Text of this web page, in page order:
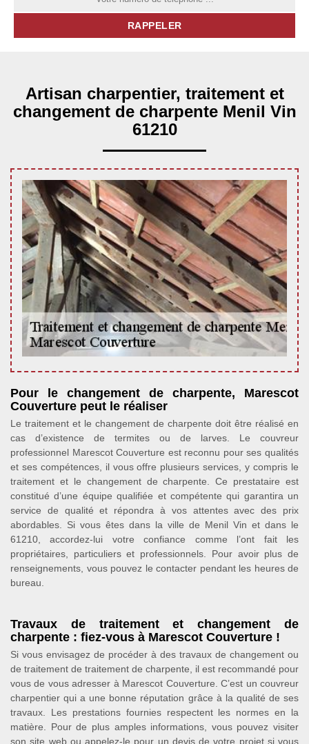
Artisan charpentier, traitement et
changement de charpente Menil Vin
61210
Pour le changement de charpente, Marescot
Couverture peut le réaliser
Le traitement et le changement de charpente doit être réalisé en
cas d’existence de termites ou de larves. Le couvreur
professionnel Marescot Couverture est reconnu pour ses qualités
et ses compétences, il vous offre plusieurs services, y compris le
traitement et le changement de charpente. Ce prestataire est
constitué d’une équipe qualifiée et compétente qui garantira un
service de qualité et répondra à vos attentes avec des prix
abordables. Si vous êtes dans la ville de Menil Vin et dans le
61210, accordez-lui votre confiance comme l’ont fait les
propriétaires, particuliers et professionnels. Pour avoir plus de
renseignements, vous pouvez le contacter pendant les heures de
bureau.
Travaux de traitement et changement de
charpente : fiez-vous à Marescot Couverture !
Si vous envisagez de procéder à des travaux de changement ou
de traitement de traitement de charpente, il est recommandé pour
vous de vous adresser à Marescot Couverture. C’est un couvreur
charpentier qui a une bonne réputation grâce à la qualité de ses
travaux. Les prestations fournies respectent les normes en la
matière. Pour de plus amples informations, vous pouvez visiter
son site web ou appelez-le pour un devis de votre projet si vous